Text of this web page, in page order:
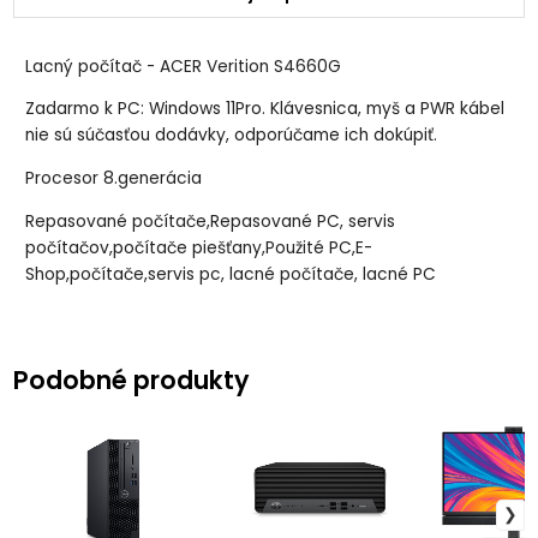
Lacný počítač - ACER Verition S4660G
Zadarmo k PC: Windows 11Pro. Klávesnica, myš a PWR kábel
nie sú súčasťou dodávky, odporúčame ich dokúpiť.
Procesor 8.generácia
Repasované počítače,Repasované PC, servis
počítačov,počítače piešťany,Použité PC,E-
Shop,počítače,servis pc, lacné počítače, lacné PC
Podobné produkty